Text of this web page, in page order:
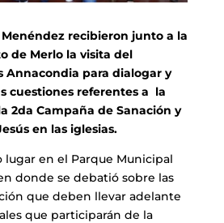
recibieron junto a la
de Merlo la visita del
Annacondia para dialogar y
cuestiones referentes a la
2da Campaña de Sanación y
en las iglesias.
lugar en el Parque Municipal
donde se debatió sobre las
que deben llevar adelante
que participarán de la